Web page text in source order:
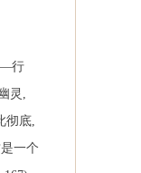
行
灵 ,
彻底,
一个